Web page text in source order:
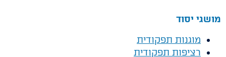
מושגי יסוד
מוגנות תפקודית
רציפות תפקודית